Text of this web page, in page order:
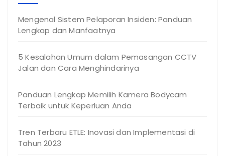
Mengenal Sistem Pelaporan Insiden: Panduan
Lengkap dan Manfaatnya
5 Kesalahan Umum dalam Pemasangan CCTV
Jalan dan Cara Menghindarinya
Panduan Lengkap Memilih Kamera Bodycam
Terbaik untuk Keperluan Anda
Tren Terbaru ETLE: Inovasi dan Implementasi di
Tahun 2023